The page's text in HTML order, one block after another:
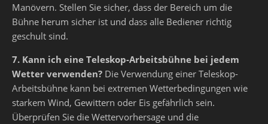
Manövern. Stellen Sie sicher, dass der Bereich um die
Bühne herum sicher ist und dass alle Bediener richtig
geschult sind.
7. Kann ich eine Teleskop-Arbeitsbühne bei jedem
Wetter verwenden? Die Verwendung einer Teleskop-
Arbeitsbühne kann bei extremen Wetterbedingungen wie
starkem Wind, Gewittern oder Eis gefährlich sein.
Überprüfen Sie die Wettervorhersage und die